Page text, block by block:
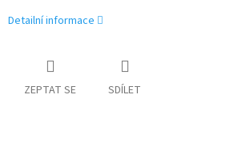
Detailní informace
ZEPTAT SE SDÍLET